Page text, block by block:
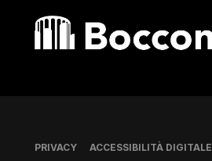
Bocconi shop
Piè di pagina
PRIVACY ACCESSIBILITÀ DIGITALE